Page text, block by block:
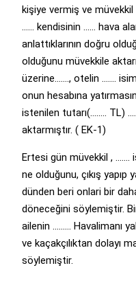
kişiye vermiş ve
…… kendisinin …… hava
anlattıklarının doğru
olduğunu müvekkile
üzerine……., otelin …….
onun hesabına
istenilen tutarı(…….. TL)
aktarmıştır. ( EK-1)
Ertesi gün müvekkil , …….
ne olduğunu, çıkış yapıp
dünden beri onlari bir
döneceğini söylemiştir.
ailenin ……… Havalimanı
ve kaçakçılıktan dolayı
söylemiştir.